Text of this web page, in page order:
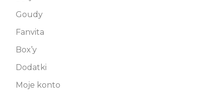
Goudy
Fanvita
Box’y
Dodatki
Moje konto